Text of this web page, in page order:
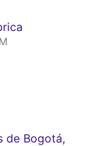
de Bogotá,